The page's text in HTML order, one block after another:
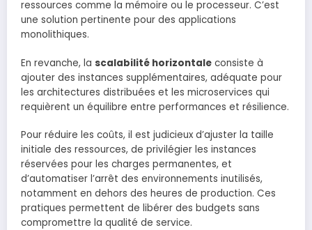
ressources comme la mémoire ou le processeur. C’est
une solution pertinente pour des applications
monolithiques.
En revanche, la scalabilité horizontale consiste à
ajouter des instances supplémentaires, adéquate pour
les architectures distribuées et les microservices qui
requièrent un équilibre entre performances et résilience.
Pour réduire les coûts, il est judicieux d’ajuster la taille
initiale des ressources, de privilégier les instances
réservées pour les charges permanentes, et
d’automatiser l’arrêt des environnements inutilisés,
notamment en dehors des heures de production. Ces
pratiques permettent de libérer des budgets sans
compromettre la qualité de service.